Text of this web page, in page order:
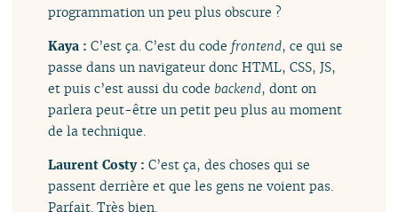
programmation un peu plus obscure ?
Kaya :C’est ça. C’est du code frontend, ce qui se
passe dans un navigateur donc HTML, CSS, JS,
et puis c’est aussi du code backend, dont on
parlera peut-être un petit peu plus au moment
de la technique.
Laurent Costy :C’est ça, des choses qui se
passent derrière et que les gens ne voient pas.
Parfait. Très bien.